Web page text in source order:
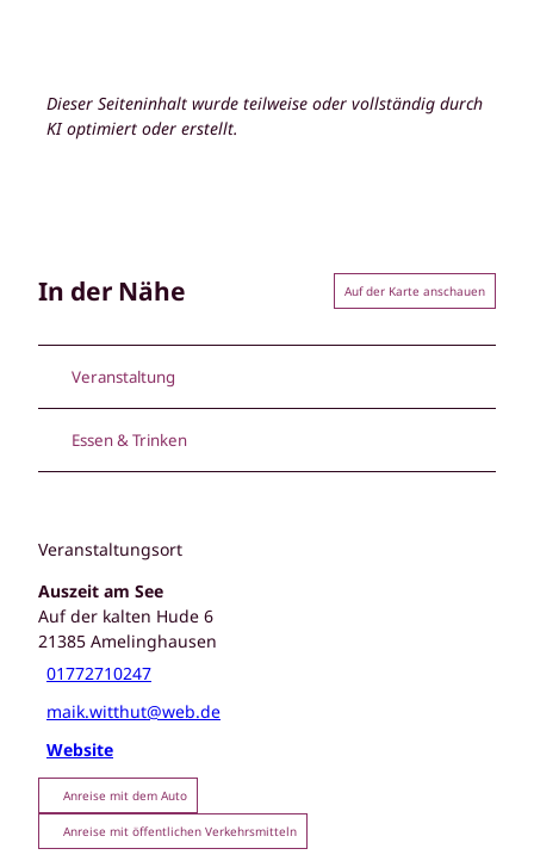
Dieser Seiteninhalt wurde teilweise oder vollständig durch
KI optimiert oder erstellt.
In der Nähe Auf der Karte anschauen
Veranstaltung
Essen & Trinken
Veranstaltungsort
Auszeit am See
Auf der kalten Hude 6
21385 Amelinghausen
01772710247
maik.witthut@web.de
Website
Anreise mit dem Auto
Anreise mit öffentlichen Verkehrsmitteln